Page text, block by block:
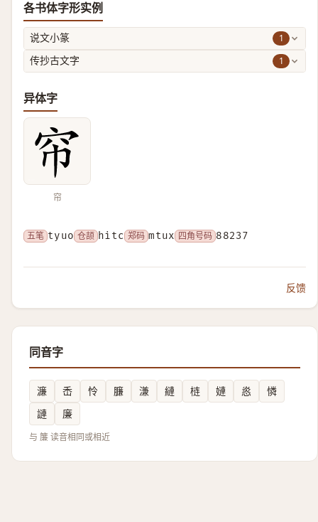
各书体字形实例
说文小篆 1
传抄古文字 1
异体字
帘
五笔 tyuo 仓颉 hitc 郑码 mtux 四角号码 88237
反馈
同音字
濂 㟀 怜 臁 溓 縺 梿 㜕 㥕
憐
謰
廉
与 簾 读音相同或相近